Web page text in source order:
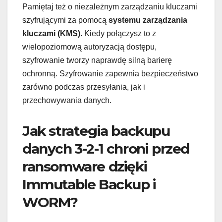
Pamiętaj też o niezależnym zarządzaniu kluczami
szyfrującymi za pomocą systemu zarządzania
kluczami (KMS). Kiedy połączysz to z
wielopoziomową autoryzacją dostępu,
szyfrowanie tworzy naprawdę silną barierę
ochronną. Szyfrowanie zapewnia bezpieczeństwo
zarówno podczas przesyłania, jak i
przechowywania danych.
Jak strategia backupu
danych 3-2-1 chroni przed
ransomware dzięki
Immutable Backup i
WORM?